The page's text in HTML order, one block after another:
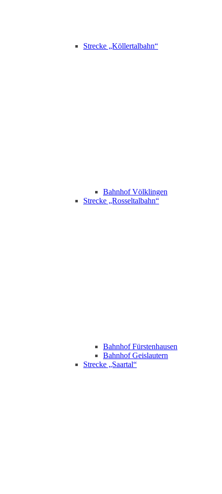
Strecke „Köllertalbahn“
Bahnhof Völklingen
Strecke „Rosseltalbahn“
Bahnhof Fürstenhausen
Bahnhof Geislautern
Strecke „Saartal“